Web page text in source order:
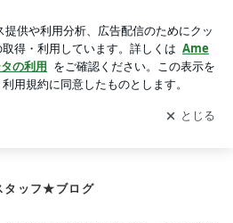
ブログの更新通知
を受け取りまし
開く
タッフ★ブログ